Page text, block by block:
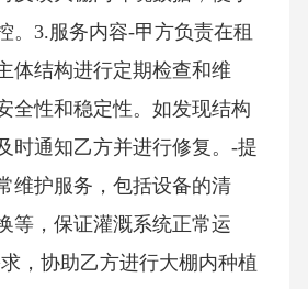
。3.服务内容-甲方负责在租
体结构进行定期检查和维
全性和稳定性。如发现结构
时通知乙方并进行修复。-提
维护服务，包括设备的清
等，保证灌溉系统正常运
，协助乙方进行大棚内种植